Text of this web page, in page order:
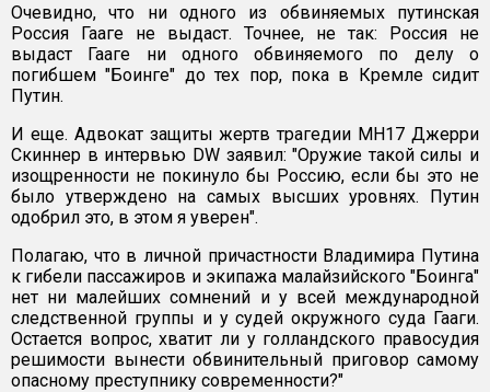
Очевидно, что ни одного из обвиняемых путинская
Россия Гааге не выдаст. Точнее, не так: Россия не
выдаст Гааге ни одного обвиняемого по делу о
погибшем "Боинге" до тех пор, пока в Кремле сидит
Путин.
И еще. Адвокат защиты жертв трагедии МH17 Джерри
Скиннер в интервью DW заявил: "Оружие такой силы и
изощренности не покинуло бы Россию, если бы это не
было утверждено на самых высших уровнях. Путин
одобрил это, в этом я уверен".
Полагаю, что в личной причастности Владимира Путина
к гибели пассажиров и экипажа малайзийского "Боинга"
нет ни малейших сомнений и у всей международной
следственной группы и у судей окружного суда Гааги.
Остается вопрос, хватит ли у голландского правосудия
решимости вынести обвинительный приговор самому
опасному преступнику современности?"